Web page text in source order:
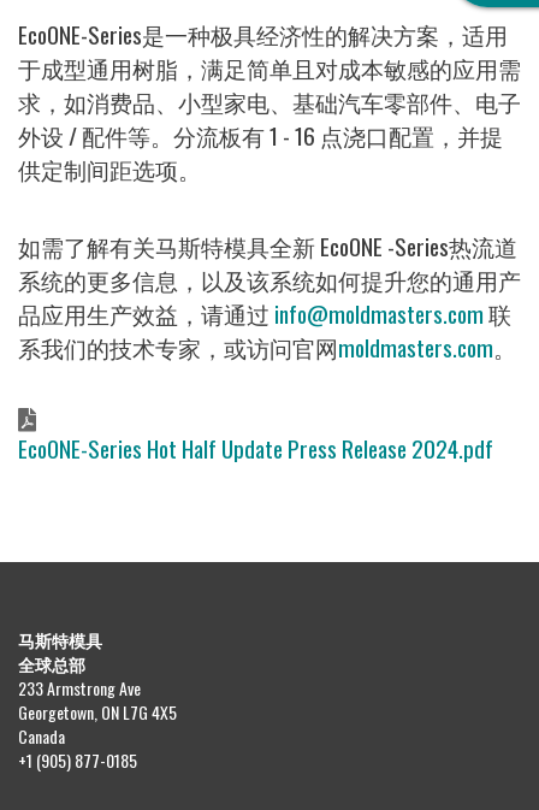
EcoONE-Series是一种极具经济性的解决方案，适用
于成型通用树脂，满足简单且对成本敏感的应用需
求，如消费品、小型家电、基础汽车零部件、电子
外设 / 配件等。分流板有 1 - 16 点浇口配置，并提
供定制间距选项。
如需了解有关马斯特模具全新 EcoONE -Series热流道
系统的更多信息，以及该系统如何提升您的通用产
品应用生产效益，请通过 info@moldmasters.com联
系我们的技术专家，或访问官网moldmasters.com。
文
档
EcoONE-Series Hot Half Update Press Release 2024.pdf
马斯特模具
全球总部
233 Armstrong Ave
Georgetown, ON L7G 4X5
Canada
+1 (905) 877-0185